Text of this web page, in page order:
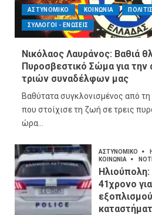
ΑΣΤΥΝΟΜΙΚΟ ΚΟΙΝΩΝΙΑ
ΣΥΛΛΟΓΟΙ - ΕΝΩΣΕΙΣ
Νικόλαος Λαυράνος: Βαθιά
Πυροσβεστικό Σώμα για
τριών συναδέλφων μας
Βαθύτατα συγκλονισμένος από
που στοίχισε τη ζωή σε τρεις
ώρα...
ΑΣΤΥΝΟΜΙΚΟ
ΚΟΙΝΩΝΙΑ
41χρονο